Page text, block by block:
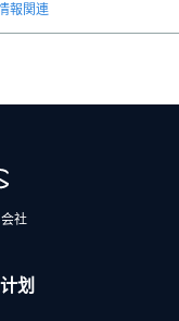
報関連
社
划